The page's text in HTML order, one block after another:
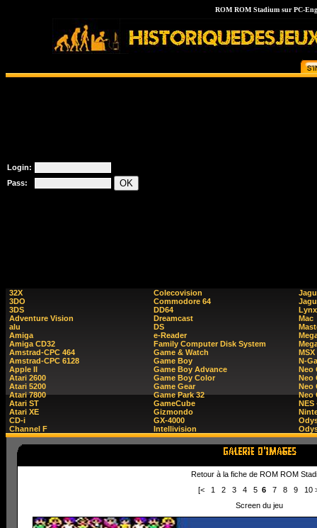
ROM ROM Stadium sur PC-
Login:
Pass:
32X
3DO
3DS
Adventure Vision
alu
Amiga
Amiga CD32
Amstrad-CPC 464
Amstrad-CPC 6128
Apple II
Atari 2600
Atari 5200
Atari 7800
Atari ST
Atari XE
CD-i
Channel F
Colecovision
Commodore 64
DD64
Dreamcast
DS
e-Reader
Family Computer Disk System
Game & Watch
Game Boy
Game Boy Advance
Game Boy Color
Game Gear
Game Park 32
GameCube
Gizmondo
GX-4000
Intellivision
Lynx
Mac
MSX
N-
Neo
Neo
Neo
Neo
NES
Retour à la fiche de ROM ROM
[<
1 2 3 4 56 7 8 9 10
Screen du jeu